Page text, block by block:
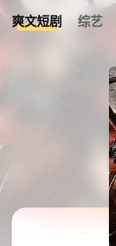
爽文短剧 综艺